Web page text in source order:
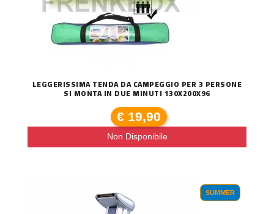
LEGGERISSIMA TENDA DA CAMPEGGIO PER 3 PERSONE
SI MONTA IN DUE MINUTI 130X200X96
€ 19,90
Non Disponibile
SUMMER